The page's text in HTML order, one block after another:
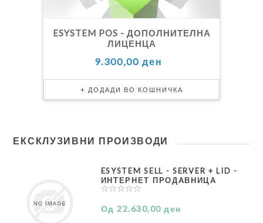
ESYSTEM POS - ДОПОЛНИТЕЛНА
ЛИЦЕНЦА
9.300,00 ден
ЕКСКЛУЗИВНИ ПРОИЗВОДИ
ESYSTEM SELL - SERVER + LID -
ИНТЕРНЕТ ПРОДАВНИЦА
Од 22.630,00 ден